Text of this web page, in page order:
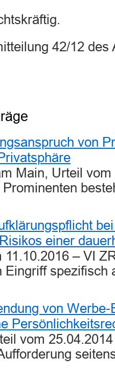
42/12 des
von
Main, Urteil vom
Prominenten
einer
11.10.2016 – VI
Eingriff
von
vom